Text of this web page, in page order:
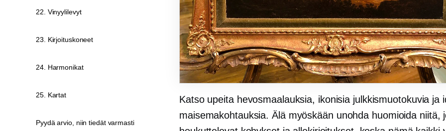
Katso upeita hevosmaalauksia, ikonisia julkkismuotokuvia ja
maisemakohtauksia. Älä myöskään unohda huomioida niitä,
22. Vinyylilevyt
23. Kirjoituskoneet
24. Harmonikat
25. Kartat
Pyydä arvio, niin tiedät varmasti